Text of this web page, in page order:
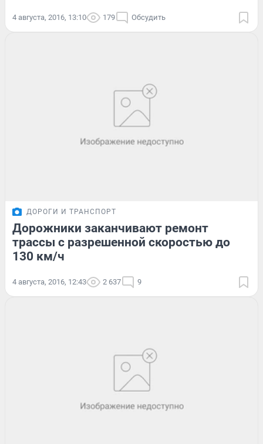
4 августа, 2016, 13:10 179 Обсудить
ДОРОГИ И ТРАНСПОРТ
Дорожники заканчивают ремонт
трассы с разрешенной скоростью до
130 км/ч
4 августа, 2016, 12:43 2 637 9